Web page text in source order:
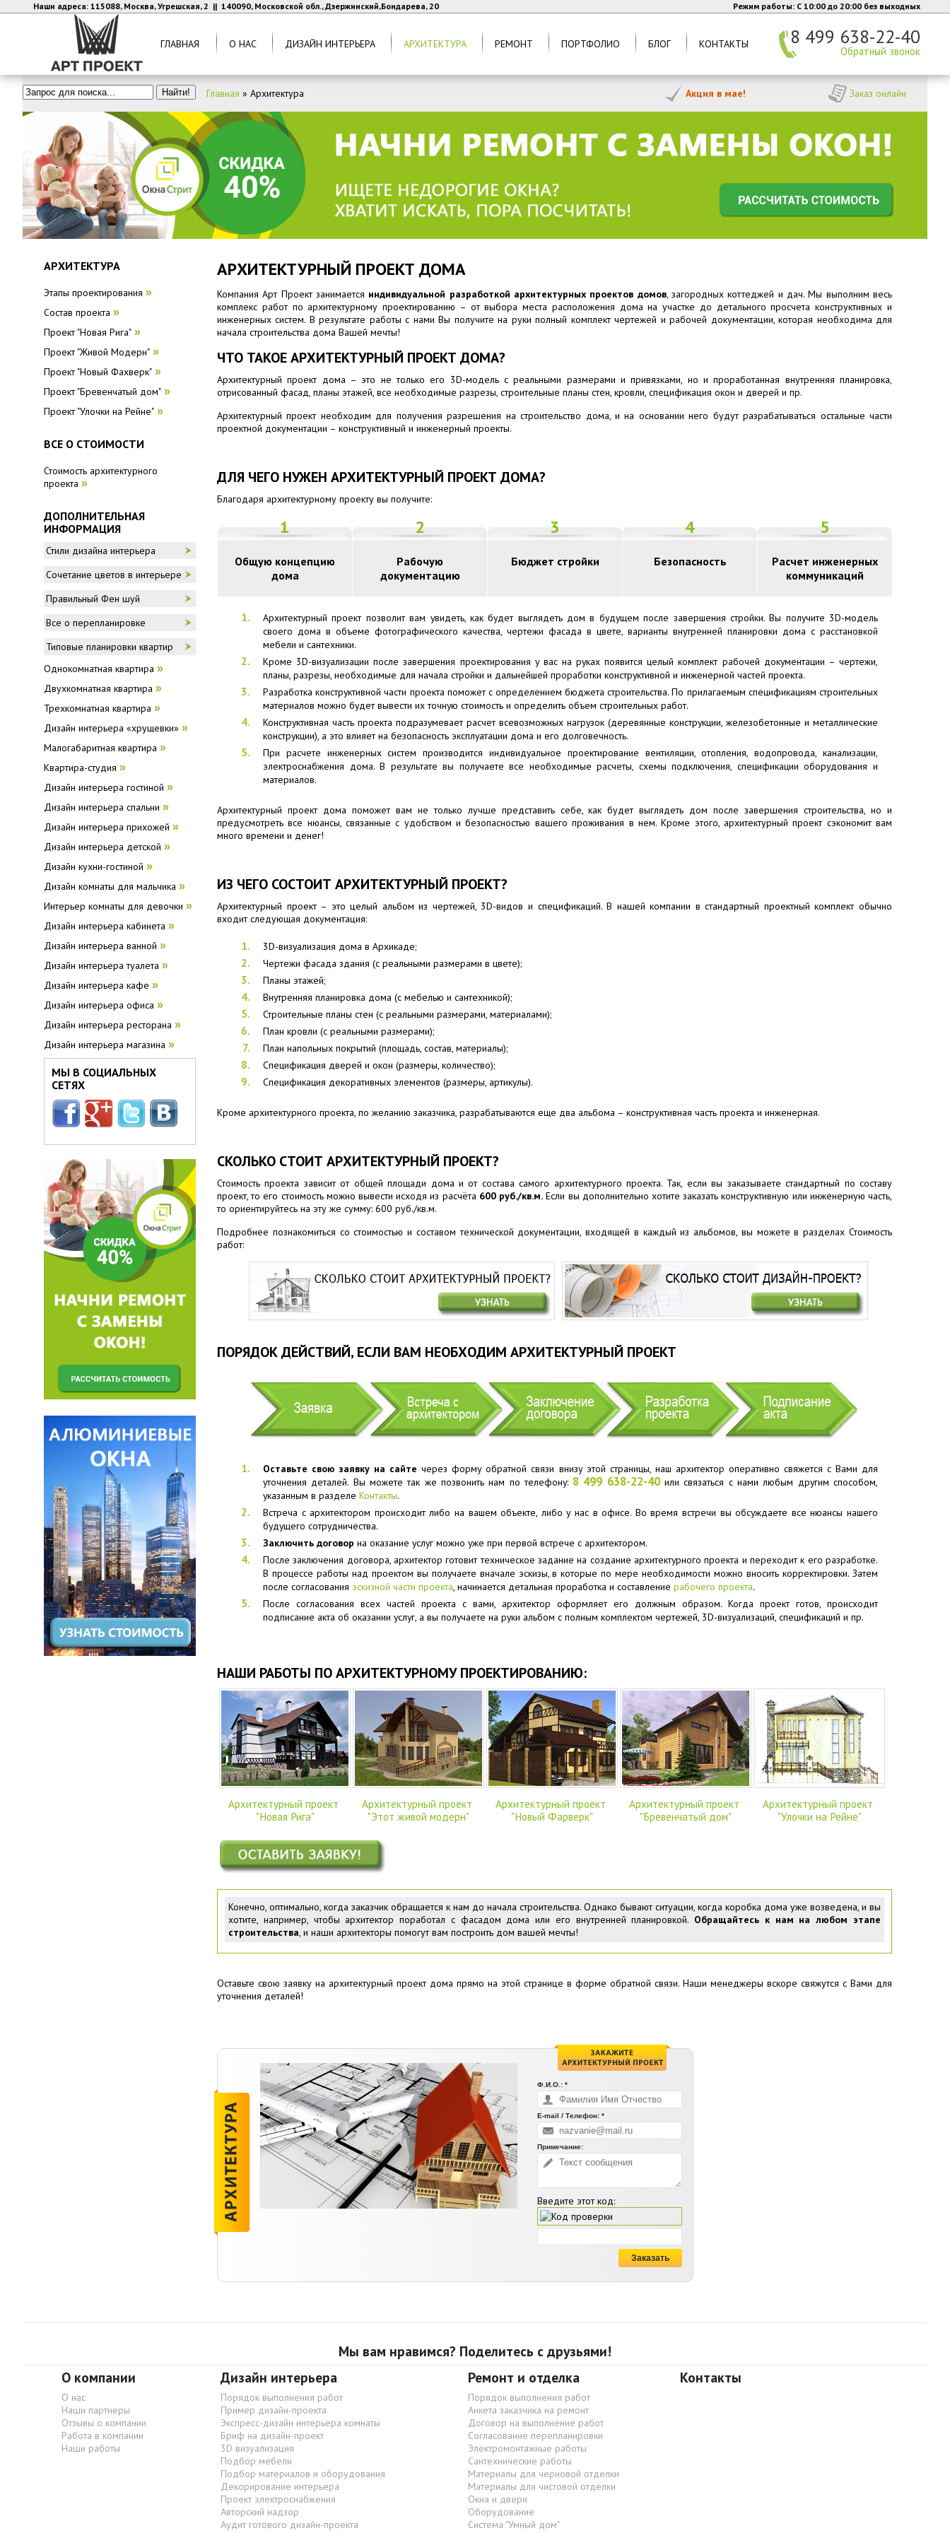
Наши адреса: 115088, Москва, Угрешская, 2 || 140090, Московской обл., Дзержинский,Бондарева, 20 Режим работы: C 10:00 до 20:00 без выходных
ГЛАВНАЯ О НАС ДИЗАЙН ИНТЕРЬЕРА АРХИТЕКТУРА РЕМОНТ ПОРТФОЛИО БЛОГ КОНТАКТЫ 8 499 638-22-40
Обратный звонок
Главная » Архитектура Акция в мае! Заказ онлайн
АРХИТЕКТУРНЫЙ ПРОЕКТ ДОМА
Компания Арт Проект занимается индивидуальной разработкой архитектурных проектов домов, загородных коттеджей и дач. Мы выполним весь
комплекс работ по архитектурному проектированию – от выбора места расположения дома на участке до детального просчета конструктивных и
инженерных систем. В результате работы с нами Вы получите на руки полный комплект чертежей и рабочей документации, которая необходима для
начала строительства дома Вашей мечты!
ЧТО ТАКОЕАРХИТЕКТУРНЫЙ ПРОЕКТ ДОМА?
Архитектурный проект дома – это не только его 3D-модель с реальными размерами и привязками, но и проработанная внутренняя планировка,
отрисованный фасад, планы этажей, все необходимые разрезы, строительные планы стен, кровли, спецификация окон и дверей и пр.
Архитектурный проект необходим для получения разрешения на строительство дома, и на основании него будут разрабатываться остальные части
проектной документации – конструктивный и инженерный проекты.
ДЛЯ ЧЕГО НУЖЕН АРХИТЕКТУРНЫЙ ПРОЕКТ ДОМА?
Благодаря архитектурному проекту вы получите:
1
Общую концепцию
дома
2
Рабочую
документацию
3
Бюджет стройки
4
Безопасность
5
Расчет инженерных
коммуникаций
Архитектурный проект позволит вам увидеть, как будет выглядеть дом в будущем после завершения стройки. Вы получите 3D-модель
своего дома в объеме фотографического качества, чертежи фасада в цвете, варианты внутренней планировки дома с расстановкой
мебели и сантехники.
Кроме 3D-визуализации после завершения проектирования у вас на руках появится целый комплект рабочей документации – чертежи,
планы, разрезы, необходимые для начала стройки и дальнейшей проработки конструктивной и инженерной частей проекта.
Разработка конструктивной части проекта поможет с определением бюджета строительства. По прилагаемым спецификациям строительных
материалов можно будет вывести их точную стоимость и определить объем строительных работ.
Конструктивная часть проекта подразумевает расчет всевозможных нагрузок (деревянные конструкции, железобетонные и металлические
конструкции), а это влияет на безопасность эксплуатации дома и его долговечность.
При расчете инженерных систем производится индивидуальное проектирование вентиляции, отопления, водопровода, канализации,
электроснабжения дома. В результате вы получаете все необходимые расчеты, схемы подключения, спецификации оборудования и
материалов.
Архитектурный проект дома поможет вам не только лучше представить себе, как будет выглядеть дом после завершения строительства, но и
предусмотреть все нюансы, связанные с удобством и безопасностью вашего проживания в нем. Кроме этого, архитектурный проект сэкономит вам
много времени и денег!
ИЗ ЧЕГО СОСТОИТ АРХИТЕКТУРНЫЙ ПРОЕКТ?
Архитектурный проект – это целый альбом из чертежей, 3D-видов и спецификаций. В нашей компании в стандартный проектный комплект обычно
входит следующая документация:
3D-визуализация дома в Архикаде;
Чертежи фасада здания (с реальными размерами в цвете);
Планы этажей;
Внутренняя планировка дома (с мебелью и сантехникой);
Строительные планы стен (с реальными размерами, материалами);
План кровли (с реальными размерами);
План напольных покрытий (площадь, состав, материалы);
Спецификация дверей и окон (размеры, количество);
Спецификация декоративных элементов (размеры, артикулы).
Кроме архитектурного проекта, по желанию заказчика, разрабатываются еще два альбома – конструктивная часть проекта и инженерная.
СКОЛЬКО СТОИТ АРХИТЕКТУРНЫЙ ПРОЕКТ?
Стоимость проекта зависит от общей площади дома и от состава самого архитектурного проекта. Так, если вы заказываете стандартный по составу
проект, то его стоимость можно вывести исходя из расчёта 600 руб./кв.м. Если вы дополнительно хотите заказать конструктивную или инженерную часть,
то ориентируйтесь на эту же сумму: 600 руб./кв.м.
Подробнее познакомиться со стоимостью и составом технической документации, входящей в каждый из альбомов, вы можете в разделах Стоимость
работ:
ПОРЯДОК ДЕЙСТВИЙ, ЕСЛИ ВАМ НЕОБХОДИМ АРХИТЕКТУРНЫЙ ПРОЕКТ
Оставьте свою заявку на сайте через форму обратной связи внизу этой страницы, наш архитектор оперативно свяжется с Вами для
уточнения деталей. Вы можете так же позвонить нам по телефону: 8 499 638-22-40или связаться с нами любым другим способом,
указанным в разделе Контакты.
Встреча с архитектором происходит либо на вашем объекте, либо у нас в офисе. Во время встречи вы обсуждаете все нюансы нашего
будущего сотрудничества.
Заключить договор на оказание услуг можно уже при первой встрече с архитектором.
После заключения договора, архитектор готовит техническое задание на создание архитектурного проекта и переходит к его разработке.
В процессе работы над проектом вы получаете вначале эскизы, в которые по мере необходимости можно вносить корректировки. Затем
после согласования эскизной части проекта, начинается детальная проработка и составление рабочего проекта.
После согласования всех частей проекта с вами, архитектор оформляет его должным образом. Когда проект готов, происходит
подписание акта об оказании услуг, а вы получаете на руки альбом с полным комплектом чертежей, 3D-визуализаций, спецификаций и пр.
НАШИ РАБОТЫ ПО АРХИТЕКТУРНОМУ ПРОЕКТИРОВАНИЮ:
Архитектурный проект
"Новая Рига"
Архитектурный проект
"Этот живой модерн"
Архитектурный проект
"Новый Фарверк"
Архитектурный проект
"Бревенчатый дом"
Архитектурный проект
"Улочки на Рейне"
Конечно, оптимально, когда заказчик обращается к нам до начала строительства. Однако бывают ситуации, когда коробка дома уже возведена, и вы
хотите, например, чтобы архитектор поработал с фасадом дома или его внутренней планировкой. Обращайтесь к нам на любом этапе
строительства, и наши архитекторы помогут вам построить дом вашей мечты!
Оставьте свою заявку на архитектурный проект дома прямо на этой странице в форме обратной связи. Наши менеджеры вскоре свяжутся с Вами для
уточнения деталей!
Ф.И.О.: *
E-mail / Телефон: *
Примечание:
Введите этот код:
АРХИТЕКТУРА
Этапы проектирования »
Состав проекта »
Проект "Новая Рига" »
Проект "Живой Модерн" »
Проект "Новый Фахверк" »
Проект "Бревенчатый дом" »
Проект "Улочки на Рейне" »
ВСЕ О СТОИМОСТИ
Стоимость архитектурного
проекта »
ДОПОЛНИТЕЛЬНАЯ
ИНФОРМАЦИЯ
Стили дизайна интерьера
Сочетание цветов в интерьере
Правильный Фен шуй
Все о перепланировке
Типовые планировки квартир
Однокомнатная квартира »
Двухкомнатная квартира »
Трехкомнатная квартира »
Дизайн интерьера «хрущевки» »
Малогабаритная квартира »
Квартира-студия »
Дизайн интерьера гостиной »
Дизайн интерьера спальни »
Дизайн интерьера прихожей »
Дизайн интерьера детской »
Дизайн кухни-гостиной »
Дизайн комнаты для мальчика »
Интерьер комнаты для девочки »
Дизайн интерьера кабинета »
Дизайн интерьера ванной »
Дизайн интерьера туалета »
Дизайн интерьера кафе »
Дизайн интерьера офиса »
Дизайн интерьера ресторана »
Дизайн интерьера магазина »
МЫ В СОЦИАЛЬНЫХ
СЕТЯХ
Мы вам нравимся? Поделитесь с друзьями!
О компании
О нас
Наши партнеры
Отзывы о компании
Работа в компании
Наши работы
Дизайн интерьера
Порядок выполнения работ
Пример дизайн-проекта
Экспресс-дизайн интерьера комнаты
Бриф на дизайн-проект
3D визуализация
Подбор мебели
Подбор материалов и оборудования
Декорирование интерьера
Проект электроснабжения
Авторский надзор
Аудит готового дизайн-проекта
Ремонт и отделка
Порядок выполнения работ
Анкета заказчика на ремонт
Договор на выполнение работ
Согласование перепланировки
Электромонтажные работы
Сантехнические работы
Материалы для черновой отделки
Материалы для чистовой отделки
Окна и двери
Оборудование
Система "Умный дом"
Контакты